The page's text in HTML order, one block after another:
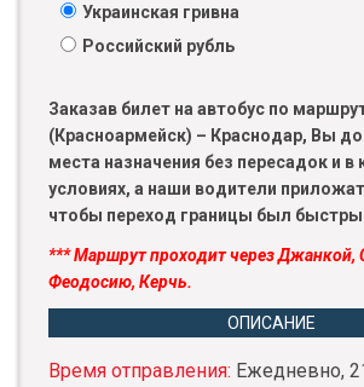
Украинская гривна
Российский рубль
Заказав билет на автобус по
(Красноармейск) – Краснодар, Вы
места назначения без пересадок и
условиях, а наши водители
чтобы переход границы был
*** Маршрут проходит через Джанкой,
Феодосию, Керчь.
ОПИСАНИЕ
Время отправления: Ежедневно,